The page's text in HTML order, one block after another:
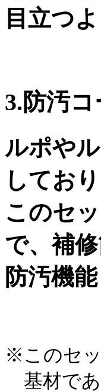
目立つ
3.防汚
ルポや
しており
このセ
で、補
防汚機
※このセ
基材であ